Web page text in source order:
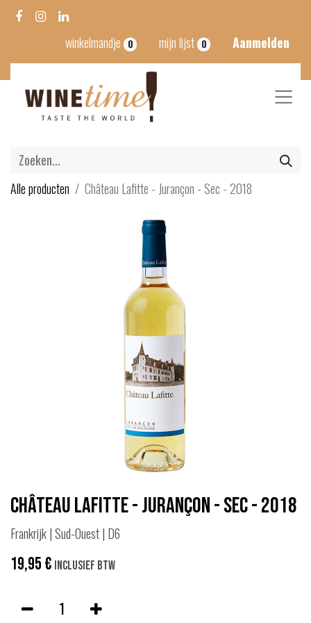
winkelmandje 0 mijn lijst 0 Aanmelden
Alle producten Château Lafitte - Jurançon - Sec - 2018
Château Lafitte - Jurançon - Sec - 2018
Frankrijk | Sud-Ouest | D6
19,95€ Inclusief btw